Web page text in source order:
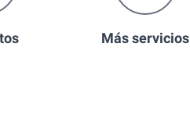
Más servicios